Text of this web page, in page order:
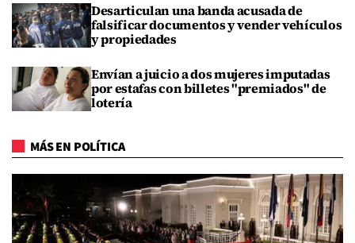
Desarticulan una banda acusada de
falsificar documentos y vender vehículos
y propiedades
Envían a juicio a dos mujeres imputadas
por estafas con billetes "premiados" de
lotería
MÁS EN POLÍTICA